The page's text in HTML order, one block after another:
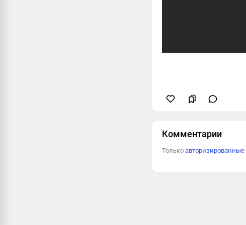
Комментарии
Только авторизированные